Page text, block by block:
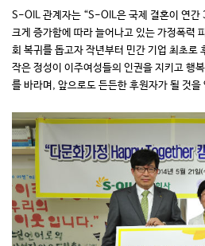
S-OIL 관계자는 “S-OIL은 국제 결혼이 연간
크게 증가함에 따라 늘어나고 있는 가정폭력
회 복귀를 돕고자 작년부터 민간 기업 최초로
작은 정성이 이주여성들의 인권을 지키고 행
를 바라며, 앞으로도 든든한 후원자가 될 것을